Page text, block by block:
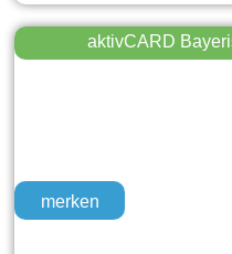
merken
aktivCARD